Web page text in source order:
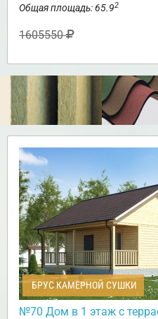
Общая площадь: 65.92
1605550
БРУС КАМЕРНОЙ СУШКИ
№70 Дом в 1 этаж с